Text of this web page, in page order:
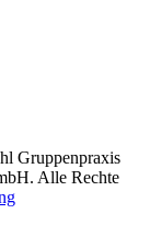
Gruppenpraxis
Alle Rechte